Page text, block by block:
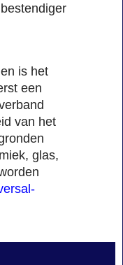
is het
een
van het
glas,